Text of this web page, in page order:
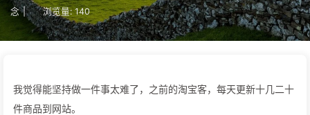
念 | 浏览量: 140
我觉得能坚持做一件事太难了，之前的淘宝客，每天更新十几二十
件商品到网站。